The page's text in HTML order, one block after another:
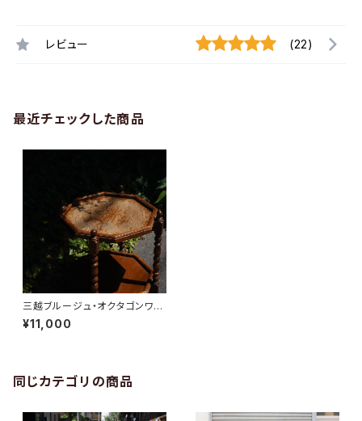
レビュー (22)
最近チェックした商品
三越ブルージュ・オクタゴンワゴ
ン
¥11,000
同じカテゴリの商品